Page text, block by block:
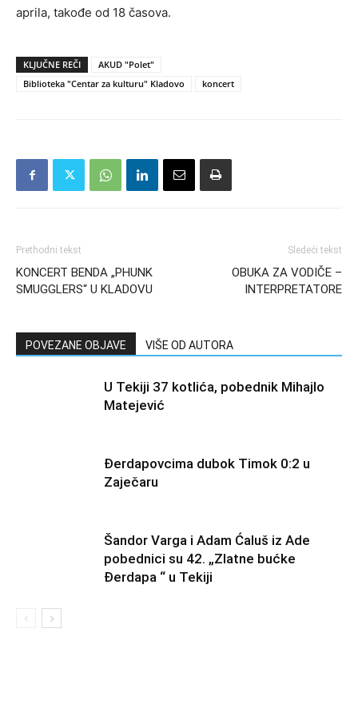
aprila, takođe od 18 časova.
KLJUČNE REČI
AKUD "Polet"
Biblioteka "Centar za kulturu" Kladovo
koncert
Prethodni tekst
KONCERT BENDA „PHUNK
SMUGGLERS“ U KLADOVU
Sledeći tekst
OBUKA ZA VODIČE –
INTERPRETATORE
POVEZANE OBJAVE VIŠE OD AUTORA
U Tekiji 37 kotlića, pobednik Mihajlo
Matejević
Đerdapovcima dubok Timok 0:2 u
Zaječaru
Šandor Varga i Adam Ćaluš iz Ade
pobednici su 42. „Zlatne bućke
Đerdapa “ u Tekiji